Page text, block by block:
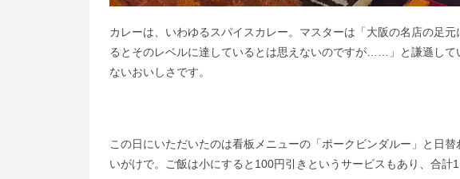
カレーは、いわゆるスパイスカレー。マスターは「大阪の名店の足
るとそのレベルに達して​いるとは思えないのですが……」と謙遜して
ないおいしさです。​
この日にいただいたのは看板メニューの「ポークビンダルー」と日
いがけで。ご飯は小にする​と100円引きというサービスもあり、合計